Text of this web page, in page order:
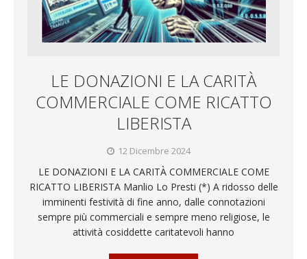
LE DONAZIONI E LA CARITÀ
COMMERCIALE​ COME RICATTO
LIBERISTA
12 Dicembre 2024
LE DONAZIONI E LA CARITÀ COMMERCIALE​ COME
RICATTO LIBERISTA Manlio Lo Presti (*) A ridosso delle
imminenti festività di fine anno, dalle connotazioni
sempre più commerciali e sempre meno religiose, le
attività cosiddette caritatevoli hanno